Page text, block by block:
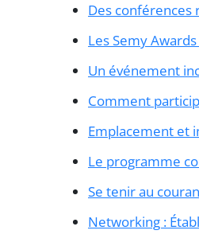
Des conférences
Les Semy
Un événement
Comment
Emplacement et
Le programme
Se tenir au
Networking :